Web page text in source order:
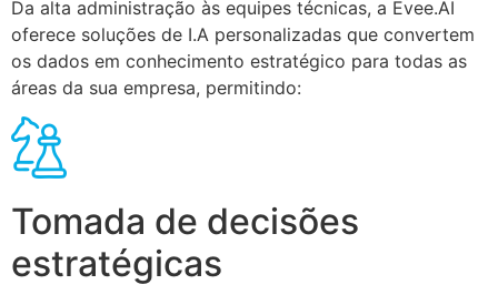
Da alta administração às equipes técnicas, a Evee.AI
oferece soluções de I.A personalizadas que convertem
os dados em conhecimento estratégico para todas as
áreas da sua empresa, permitindo:
Tomada de decisões
estratégicas